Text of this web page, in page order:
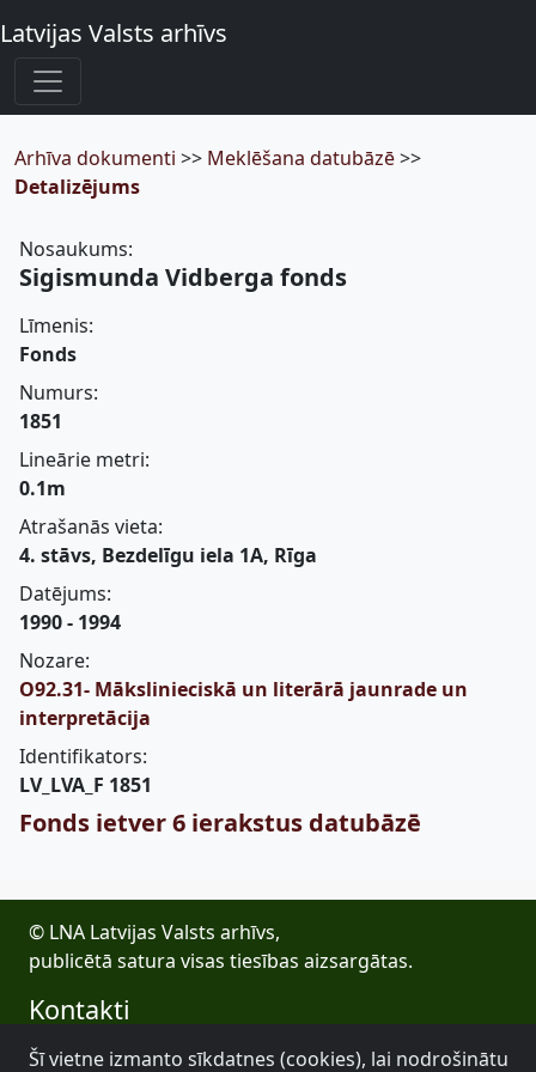
Latvijas Valsts arhīvs
Arhīva dokumenti >> Meklēšana datubāzē>>
Detalizējums
Nosaukums:
Sigismunda Vidberga fonds
Līmenis:
Fonds
Numurs:
1851
Lineārie metri:
0.1m
Atrašanās vieta:
4. stāvs, Bezdelīgu iela 1A, Rīga
Datējums:
1990 - 1994
Nozare:
O92.31- Mākslinieciskā un literārā jaunrade un
interpretācija
Identifikators:
LV_LVA_F 1851
Fonds ietver 6 ierakstus datubāzē
© LNA Latvijas Valsts arhīvs,
publicētā satura visas tiesības aizsargātas.
Kontakti
E-pasts: lva@arhivi.gov.lv
Šī vietne izmanto sīkdatnes (cookies), lai nodrošinātu